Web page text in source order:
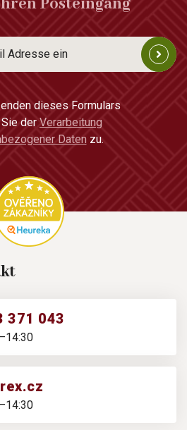
Posteingang
dieses Formulars
der Verarbeitung
Daten zu.
371 043